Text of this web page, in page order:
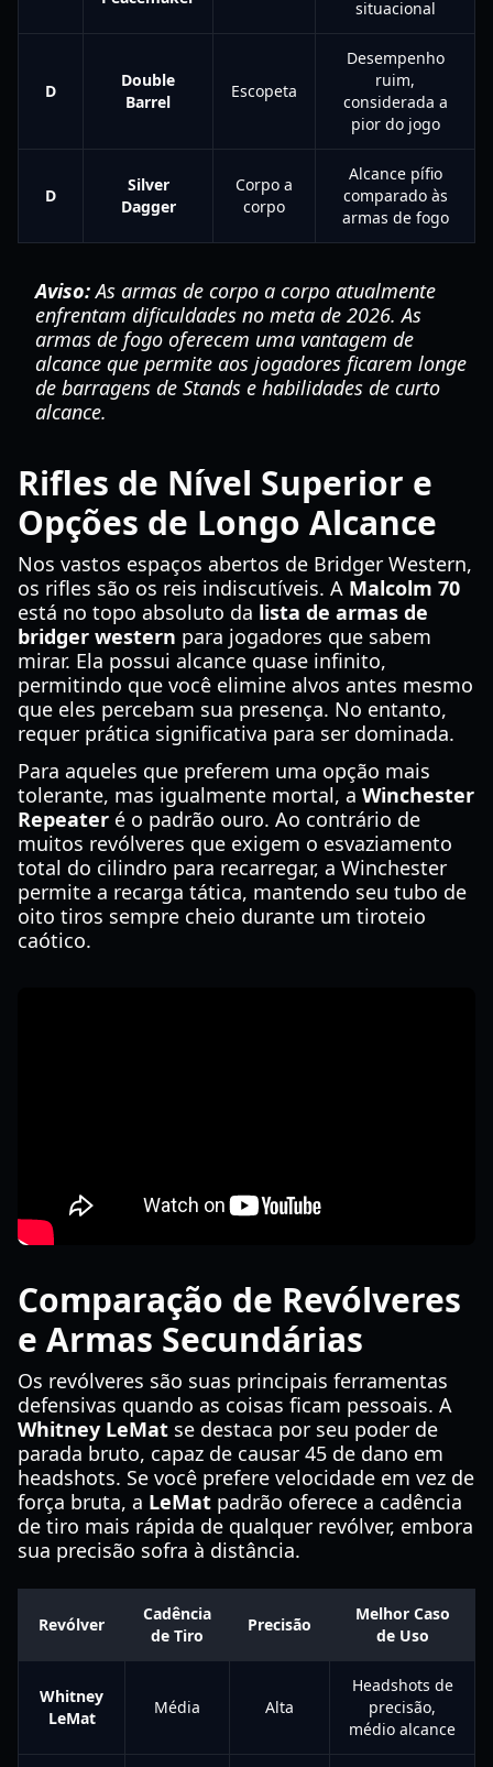
situacional
D
Double
Barrel
Escopeta
Desempenho
ruim,
considerada a
pior do jogo
D
Silver
Dagger
Corpo a
corpo
Alcance pífio
comparado às
armas de fogo
Aviso:As armas de corpo a corpo atualmente
enfrentam dificuldades no meta de 2026. As
armas de fogo oferecem uma vantagem de
alcance que permite aos jogadores ficarem longe
de barragens de Stands e habilidades de curto
alcance.
Rifles de Nível Superior e
Opções de Longo Alcance
Nos vastos espaços abertos de Bridger Western,
os rifles são os reis indiscutíveis. A Malcolm 70
está no topo absoluto da lista de armas de
bridger western para jogadores que sabem
mirar. Ela possui alcance quase infinito,
permitindo que você elimine alvos antes mesmo
que eles percebam sua presença. No entanto,
requer prática significativa para ser dominada.
Para aqueles que preferem uma opção mais
tolerante, mas igualmente mortal, a Winchester
Repeater é o padrão ouro. Ao contrário de
muitos revólveres que exigem o esvaziamento
total do cilindro para recarregar, a Winchester
permite a recarga tática, mantendo seu tubo de
oito tiros sempre cheio durante um tiroteio
caótico.
Comparação de Revólveres
e Armas Secundárias
Os revólveres são suas principais ferramentas
defensivas quando as coisas ficam pessoais. A
Whitney LeMat se destaca por seu poder de
parada bruto, capaz de causar 45 de dano em
headshots. Se você prefere velocidade em vez de
força bruta, a LeMat padrão oferece a cadência
de tiro mais rápida de qualquer revólver, embora
sua precisão sofra à distância.
Revólver
Cadência
de Tiro
Precisão
Melhor Caso
de Uso
Whitney
LeMat
Média Alta
Headshots de
precisão,
médio alcance